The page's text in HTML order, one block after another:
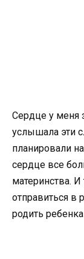
Сердце у меня
услышала эти
планировали
сердце все
материнства.
отправиться в
родить